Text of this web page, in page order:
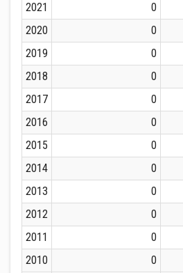
2021
0
2020
0
2019
0
2018
0
2017
0
2016
0
2015
0
2014
0
2013
0
2012
0
2011
0
2010
0